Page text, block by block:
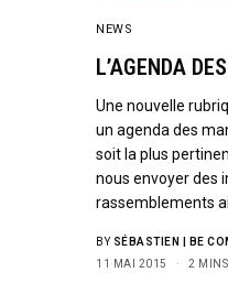
NEWS
L’AGENDA
Une nouvelle
un agenda des
soit la plus
nous envoyer des
rassemblements
BY SÉBASTIEN | BE
11 MAI 2015
2 MINS